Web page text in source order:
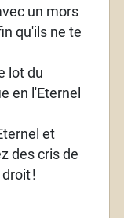
un mors
qu'ils ne te
lot du
en l'Eternel
et
des cris de
droit!